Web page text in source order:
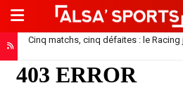
Cinq matchs, cinq défaites : le